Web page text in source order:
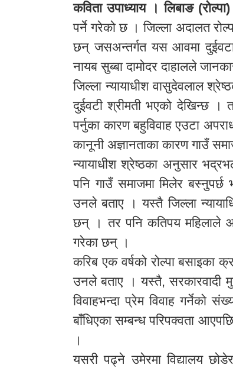
कविता उपाध्याय । लिबाङ
पर्ने गरेको छ । जिल्ला अदालत
छन् जसअन्तर्गत यस आवमा दुईवटा
नायब सुब्बा दामोदर दाहालले
जिल्ला न्यायाधीश वासुदेवलाल
दुईवटी श्रीमती भएको देखिन्छ ।
पर्नुका कारण बहुविवाह एउटा
कानूनी अज्ञानताका कारण गाउँ
न्यायाधीश श्रेष्ठका अनुसार
पनि गाउँ समाजमा मिलेर
उनले बताए । यस्तै जिल्ला
छन् । तर पनि कतिपय महिलाले
गरेका छन् ।
करिब एक वर्षको रोल्पा बसाइका
उनले बताए । यस्तै, सरकारवादी
विवाहभन्दा प्रेम विवाह गर्नेको
बाँधिएका सम्बन्ध परिपक्वता
।
यसरी पढ्ने उमेरमा विद्यालय